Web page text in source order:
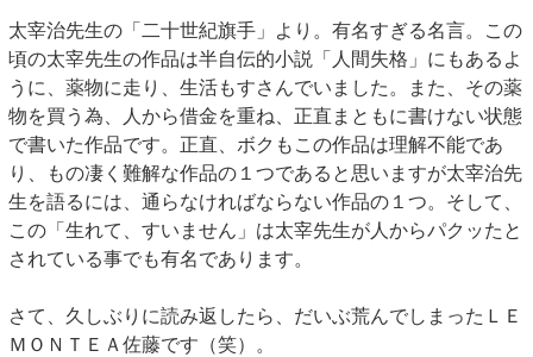
太宰治先生の「二十世紀旗手」より。有名すぎる名言。この
頃の太宰先生の作品は半自伝的小説「人間失格」にもあるよ
うに、薬物に走り、生活もすさんでいました。また、その薬
物を買う為、人から借金を重ね、正直まともに書けない状態
で書いた作品です。正直、ボクもこの作品は理解不能であ
り、もの凄く難解な作品の１つであると思いますが太宰治先
生を語るには、通らなければならない作品の１つ。そして、
この「生れて、すいません」は太宰先生が人からパクッたと
されている事でも有名であります。
さて、久しぶりに読み返したら、だいぶ荒んでしまったＬＥ
ＭＯＮＴＥＡ佐藤です（笑）。